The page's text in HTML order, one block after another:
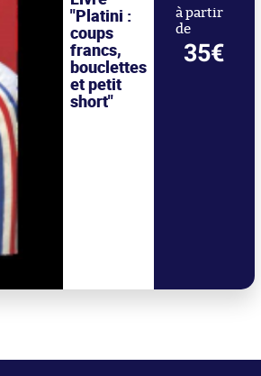
"Platini :
coups
francs,
bouclettes
et petit
short"
à partir
de
35€